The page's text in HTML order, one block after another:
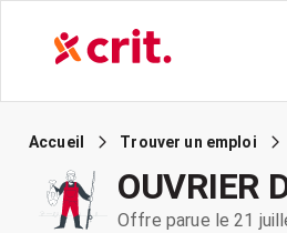
Accueil Trouver un emploi
OUVRIER
Offre parue le 21